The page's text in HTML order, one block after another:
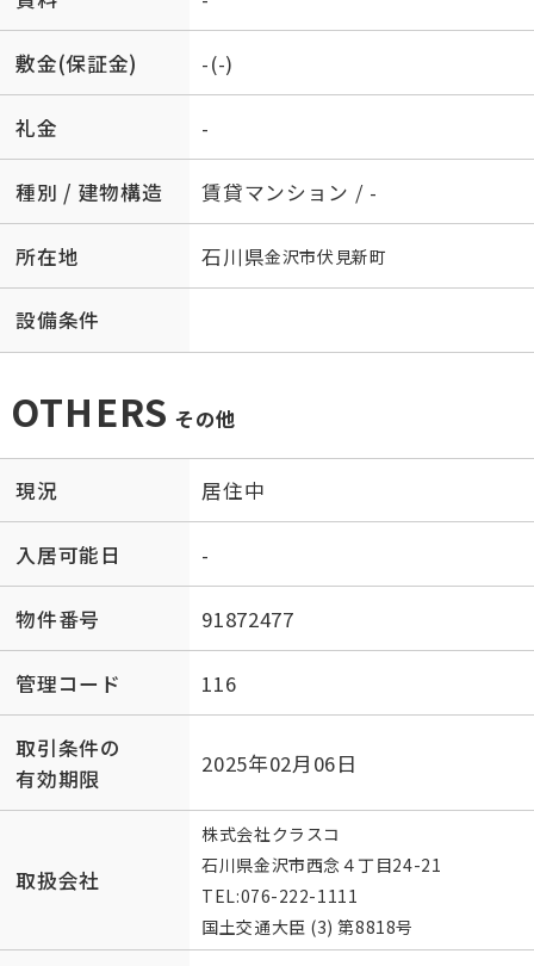
敷金(保証金) -(-)
礼金 -
種別 / 建物構造 賃貸マンション / -
所在地 石川県金沢市伏見新町
設備条件
OTHERS その他
現況 居住中
入居可能日 -
物件番号 91872477
管理コード 116
取引条件の
有効期限
2025年02月06日
取扱会社
株式会社クラスコ
石川県金沢市西念４丁目24-21
TEL:076-222-1111
国土交通大臣 (3) 第8818号